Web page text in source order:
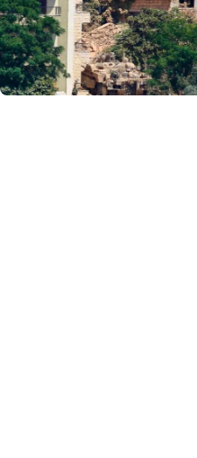
Media Saudi: Iran dan
kesepahaman awal untuk
Hormuz
Indonesia•07 Aug 2026